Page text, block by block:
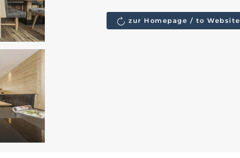
zur Homepage / to Website